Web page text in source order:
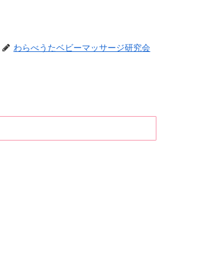
わらべうたベビーマッサージ研究会